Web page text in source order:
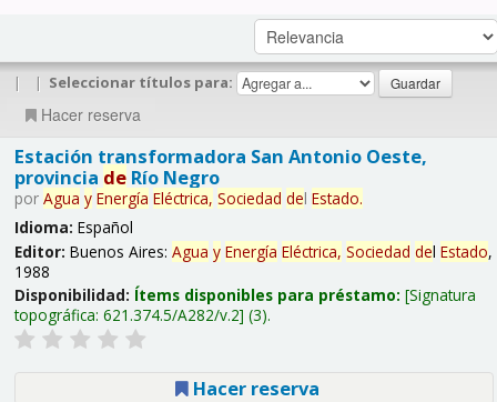
| | Seleccionar títulos para:
Hacer reserva
Estación transformadora San Antonio Oeste,
provincia deRío Negro
por Agua y Energía Eléctrica, Sociedad del Estado.
Idioma: Español
Editor: Buenos Aires: Agua y Energía Eléctrica, Sociedad del Estado,
1988
Disponibilidad: Ítems disponibles para préstamo: Signatura
topográfica: 621.374.5/A282/v.2 (3).
Hacer reserva